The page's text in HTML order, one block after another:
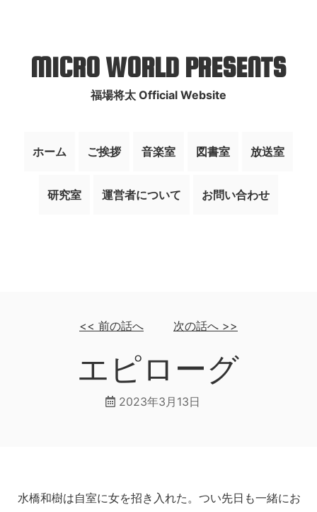
MICRO WORLD PRESENTS
福場将太 Official Website
ホーム ご挨拶 音楽室 図書室 放送室
研究室 運営者について お問い合わせ
<< 前の話へ 次の話へ>>
エピローグ
2023年3月13日
水橋和樹は自室に女を招き入れた。つい先日も一緒にお